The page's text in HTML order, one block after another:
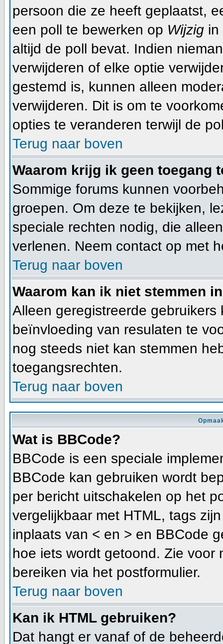
persoon die ze heeft geplaatst,
een poll te bewerken op Wijzig in
altijd de poll bevat. Indien
verwijderen of elke optie
gestemd is, kunnen alleen
verwijderen. Dit is om te
opties te veranderen terwijl de
Terug naar boven
Waarom krijg ik geen toegang
Sommige forums kunnen
groepen. Om deze te bekijken,
speciale rechten nodig, die
verlenen. Neem contact op met
Terug naar boven
Waarom kan ik niet stemmen
Alleen geregistreerde
beïnvloeding van resulaten te
nog steeds niet kan stemmen
toegangsrechten.
Terug naar boven
Wat is BBCode?
BBCode is een speciale
BBCode kan gebruiken wordt
per bericht uitschakelen op het
vergelijkbaar met HTML, tags
inplaats van < en > en BBCode
hoe iets wordt getoond. Zie voor
bereiken via het postformulier.
Terug naar boven
Kan ik HTML gebruiken?
Dat hangt er vanaf of de